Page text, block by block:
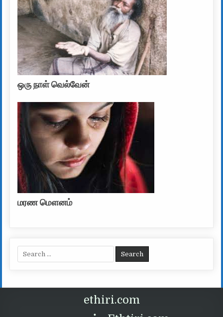
ஒரு நாள் வெல்வேன்
மரண மௌனம்
Search for:
ethiri.com